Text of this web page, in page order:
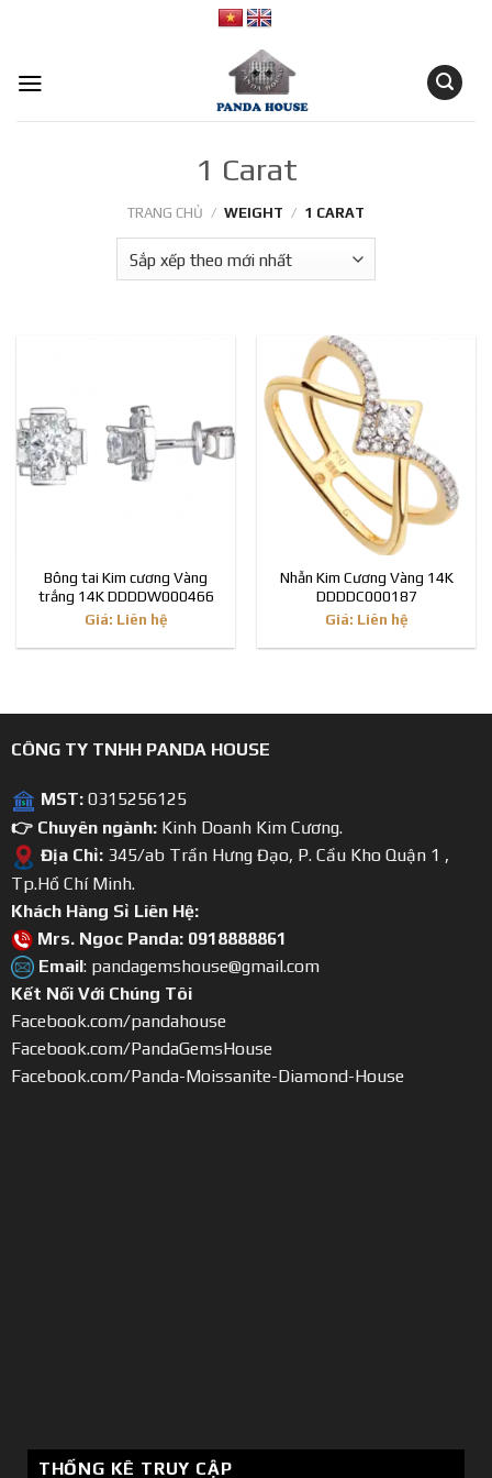
1 Carat
TRANG CHỦ / WEIGHT / 1 CARAT
Bông tai Kim cương Vàng
trắng 14K DDDDW000466
Giá: Liên hệ
Nhẫn Kim Cương Vàng 14K
DDDDC000187
Giá: Liên hệ
CÔNG TY TNHH PANDA HOUSE
MST: 0315256125
👉 Chuyên ngành: Kinh Doanh Kim Cương.
Địa Chỉ:345/ab Trần Hưng Đạo, P. Cầu Kho Quận 1 ,
Tp.Hồ Chí Minh.
Khách Hàng Sỉ Liên Hệ:
Mrs. Ngoc Panda: 0918888861
Email: pandagemshouse@gmail.com
Kết Nối Với Chúng Tôi
Facebook.com/pandahouse
Facebook.com/PandaGemsHouse
Facebook.com/Panda-Moissanite-Diamond-House
THỐNG KÊ TRUY CẬP